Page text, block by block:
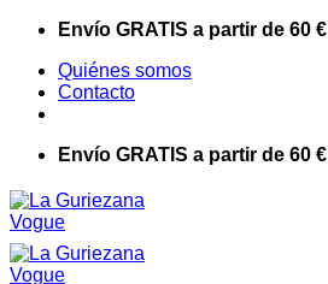
Saltar
contenido
Envío GRATIS a partir de 60 €
Quiénes somos
Contacto
Envío GRATIS a partir de 60 €